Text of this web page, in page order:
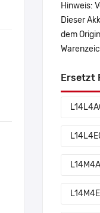
Hinweis:
Dieser
dem
Ersetzt